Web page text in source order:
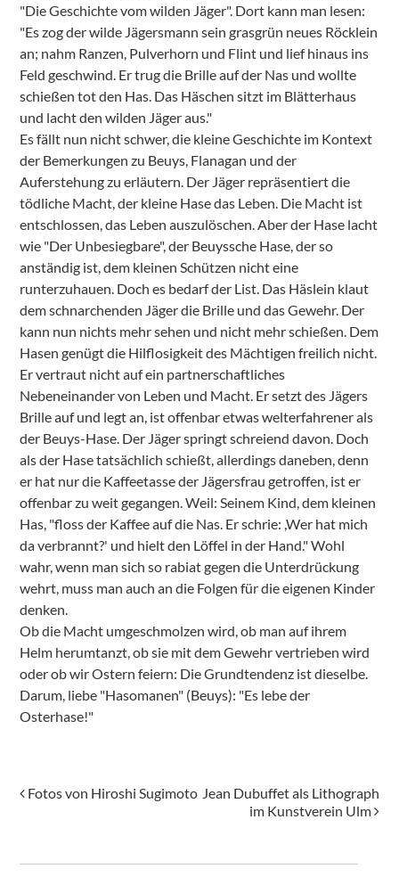
"Die Geschichte vom wilden Jäger". Dort kann man lesen:
"Es zog der wilde Jägersmann sein grasgrün neues Röcklein
an; nahm Ranzen, Pulverhorn und Flint und lief hinaus ins
Feld geschwind. Er trug die Brille auf der Nas und wollte
schießen tot den Has. Das Häschen sitzt im Blätterhaus
und lacht den wilden Jäger aus."
Es fällt nun nicht schwer, die kleine Geschichte im Kontext
der Bemerkungen zu Beuys, Flanagan und der
Auferstehung zu erläutern. Der Jäger repräsentiert die
tödliche Macht, der kleine Hase das Leben. Die Macht ist
entschlossen, das Leben auszulöschen. Aber der Hase lacht
wie "Der Unbesiegbare", der Beuyssche Hase, der so
anständig ist, dem kleinen Schützen nicht eine
runterzuhauen. Doch es bedarf der List. Das Häslein klaut
dem schnarchenden Jäger die Brille und das Gewehr. Der
kann nun nichts mehr sehen und nicht mehr schießen. Dem
Hasen genügt die Hilflosigkeit des Mächtigen freilich nicht.
Er vertraut nicht auf ein partnerschaftliches
Nebeneinander von Leben und Macht. Er setzt des Jägers
Brille auf und legt an, ist offenbar etwas welterfahrener als
der Beuys-Hase. Der Jäger springt schreiend davon. Doch
als der Hase tatsächlich schießt, allerdings daneben, denn
er hat nur die Kaffeetasse der Jägersfrau getroffen, ist er
offenbar zu weit gegangen. Weil: Seinem Kind, dem kleinen
Has, "floss der Kaffee auf die Nas. Er schrie: ,Wer hat mich
da verbrannt?' und hielt den Löffel in der Hand." Wohl
wahr, wenn man sich so rabiat gegen die Unterdrückung
wehrt, muss man auch an die Folgen für die eigenen Kinder
denken.
Ob die Macht umgeschmolzen wird, ob man auf ihrem
Helm herumtanzt, ob sie mit dem Gewehr vertrieben wird
oder ob wir Ostern feiern: Die Grundtendenz ist dieselbe.
Darum, liebe "Hasomanen" (Beuys): "Es lebe der
Osterhase!"
Beitragsnavigation
Fotos von Hiroshi Sugimoto Jean Dubuffet als Lithograph
im Kunstverein Ulm